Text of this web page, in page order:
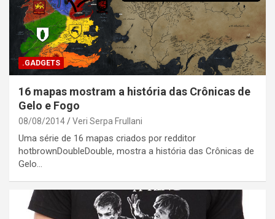
.GADGETS
16 mapas mostram a história das Crônicas de
Gelo e Fogo
08/08/2014 Veri Serpa Frullani
Uma série de 16 mapas criados por redditor
hotbrownDoubleDouble, mostra a história das Crônicas de
Gelo…